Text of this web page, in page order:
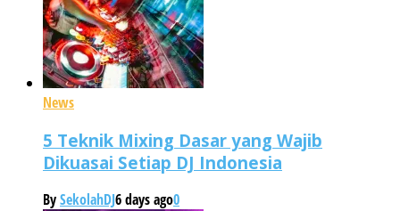
News
5 Teknik Mixing Dasar yang Wajib
Dikuasai Setiap DJ Indonesia
BySekolahDJ6 days ago0